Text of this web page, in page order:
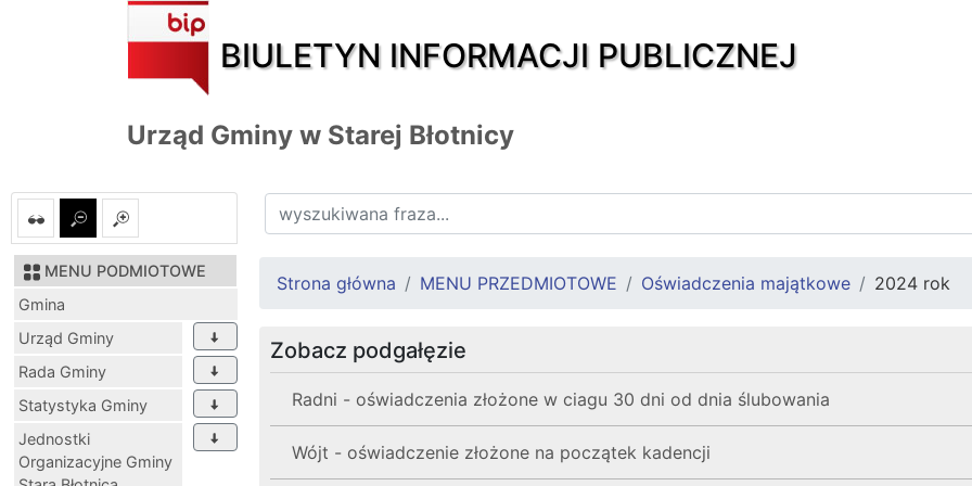
BIULETYN INFORMACJI PUBLICZNEJ
Urząd Gminy w Starej Błotnicy
MENU PODMIOTOWE
Gmina
Urząd Gminy
Rada Gminy
Statystyka Gminy
Jednostki
Organizacyjne Gminy
Strona główna MENU PRZEDMIOTOWE Oświadczenia majątkowe 2024 rok
Zobacz podgałęzie
Radni - oświadczenia złożone w ciagu 30 dni od dnia ślubowania
Wójt - oświadczenie złożone na początek kadencji